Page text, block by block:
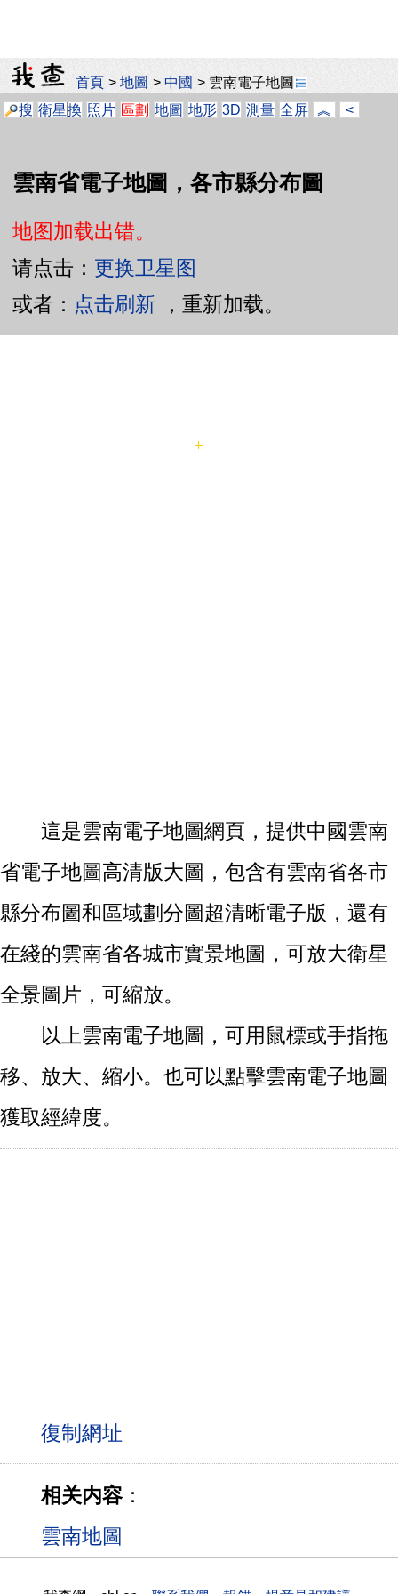
首頁 >地圖 >中國 > 雲南電子地圖
搜 衛星換 照片 區劃 地圖 地形 3D 測量 全屏 ︽ <
雲南省電子地圖，各市縣分布圖
地图加载出错。
请点击： 更换卫星图
或者： 点击刷新 ，重新加载。
這是雲南電子地圖網頁，提供中國雲南
省電子地圖高清版大圖，包含有雲南省各市
縣分布圖和區域劃分圖超清晰電子版，還有
在綫的雲南省各城市實景地圖，可放大衛星
全景圖片，可縮放。
以上雲南電子地圖，可用鼠標或手指拖
移、放大、縮小。也可以點擊雲南電子地圖
獲取經緯度。
相关内容：
雲南地圖